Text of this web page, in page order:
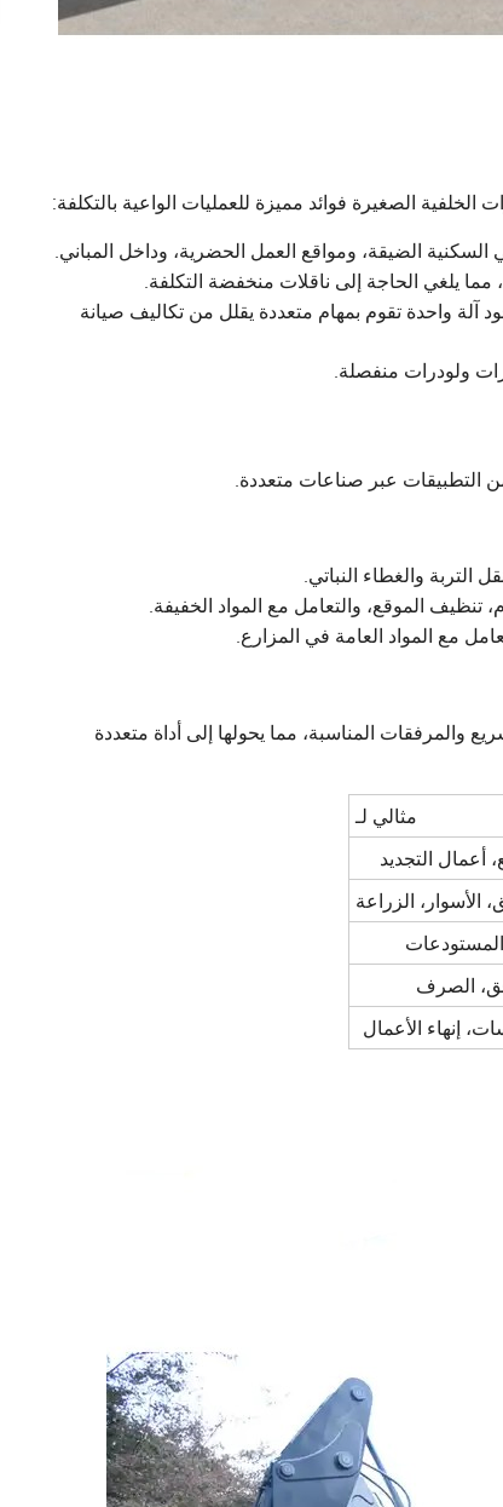
الصغيرة فوائد مميزة للعمليات الواعية بالتكلفة:
الضيقة، ومواقع العمل الحضرية، وداخل المباني.
يلغي الحاجة إلى ناقلات منخفضة التكلفة.
آلة واحدة تقوم بمهام متعددة يقلل من تكاليف صيانة
ولودرات منفصلة.
التطبيقات عبر صناعات متعددة.
التربة والغطاء النباتي.
تنظيف الموقع، والتعامل مع المواد الخفيفة.
مع المواد العامة في المزارع.
والمرفقات المناسبة، مما يحولها إلى أداة متعددة
مثالي لـ
أعمال التجديد
الأسوار، الزراعة
المستودعات
الصرف
إنهاء الأعمال